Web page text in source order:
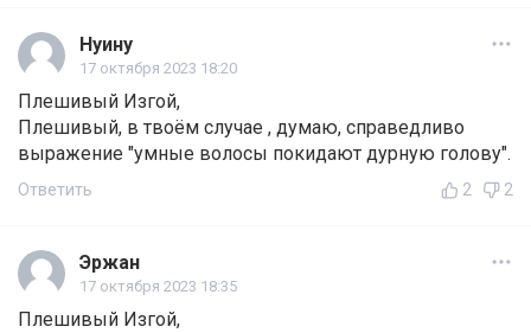
Нуину
17 октября 2023 18:20
Плешивый Изгой,
Плешивый, в твоём случае , думаю, справедливо
выражение "умные волосы покидают дурную голову".
Ответить 2 2
Эржан
17 октября 2023 18:35
Плешивый Изгой,